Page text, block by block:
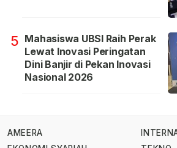
5 Mahasiswa UBSI Raih Perak
Lewat Inovasi Peringatan
Dini Banjir di Pekan Inovasi
Nasional 2026
AMEERA